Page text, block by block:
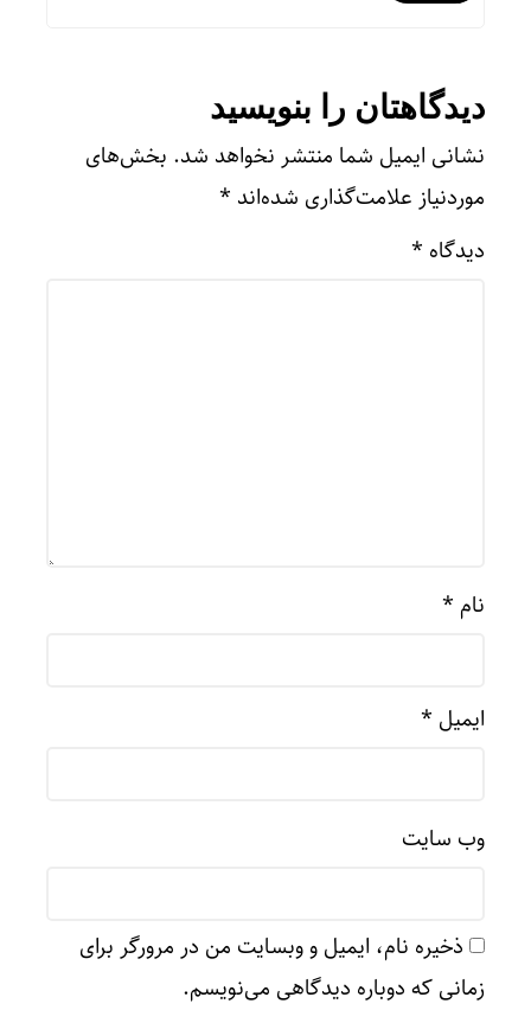
دیدگاهتان را بنویسید
نشانی ایمیل شما منتشر نخواهد شد. بخش‌های
موردنیاز علامت‌گذاری شده‌اند *
دیدگاه *
نام *
ایمیل *
وب‌ سایت
ذخیره نام، ایمیل و وبسایت من در مرورگر برای
زمانی که دوباره دیدگاهی می‌نویسم.